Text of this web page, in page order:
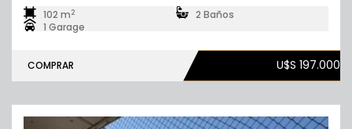
102 m2
2 Baños
1 Garage
COMPRAR U$S 197.000